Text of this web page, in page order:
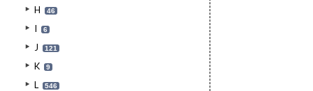
H 46
I 6
J 121
K 9
L 546